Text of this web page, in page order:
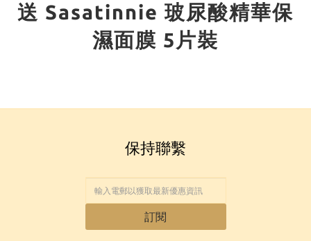
送 Sasatinnie 玻尿酸精華保
濕面膜 5片裝
保持聯繫
訂閱